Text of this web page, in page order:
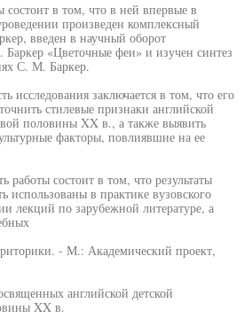
состоит в том, что в ней впервые в
произведен комплексный
введен в научный оборот
«Цветочные феи» и изучен синтез
С. М. Баркер.
исследования заключается в том, что его
стилевые признаки английской
половины XX в., а также выявить
факторы, повлиявшие на ее
работы состоит в том, что результаты
использованы в практике вузовского
лекций по зарубежной литературе, а
- М.: Академический проект,
английской детской
XX в.